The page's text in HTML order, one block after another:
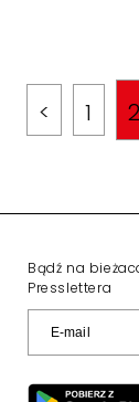
< 1 2
Bądź na
Presslettera